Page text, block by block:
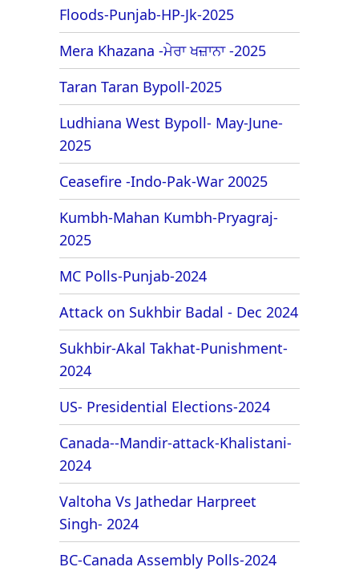
Floods-Punjab-HP-Jk-2025
Mera Khazana -ਮੇਰਾ ਖਜ਼ਾਨਾ -2025
Taran Taran Bypoll-2025
Ludhiana West Bypoll- May-June-
2025
Ceasefire -Indo-Pak-War 20025
Kumbh-Mahan Kumbh-Pryagraj-
2025
MC Polls-Punjab-2024
Attack on Sukhbir Badal - Dec 2024
Sukhbir-Akal Takhat-Punishment-
2024
US- Presidential Elections-2024
Canada--Mandir-attack-Khalistani-
2024
Valtoha Vs Jathedar Harpreet
Singh- 2024
BC-Canada Assembly Polls-2024